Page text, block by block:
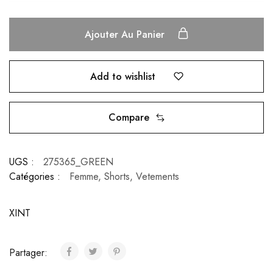
Ajouter Au Panier
Add to wishlist
Compare
UGS :
275365_GREEN
Catégories :
Femme, Shorts, Vetements
XINT
Partager: